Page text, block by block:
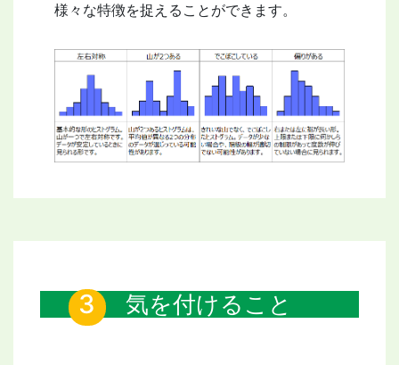
様々な特徴を捉えることができます。
気を付けること